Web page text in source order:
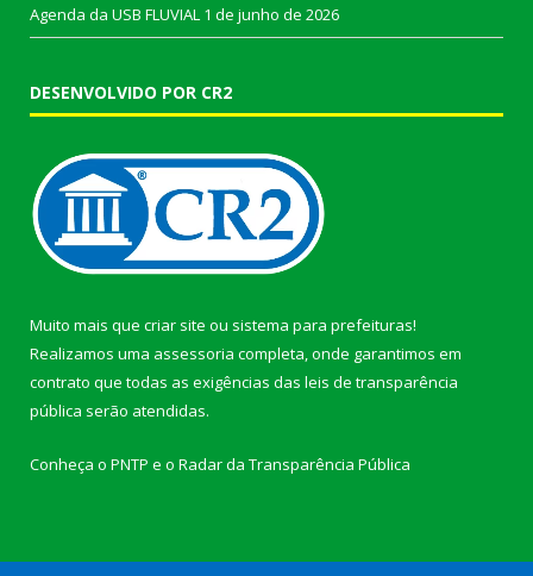
Agenda da USB FLUVIAL 1 de junho de 2026
DESENVOLVIDO POR CR2
Muito mais que criar site ou sistema para prefeituras!
Realizamos uma assessoria completa, onde garantimos em
contrato que todas as exigências das leis de transparência
pública serão atendidas.
Conheça o PNTP e o Radar da Transparência Pública